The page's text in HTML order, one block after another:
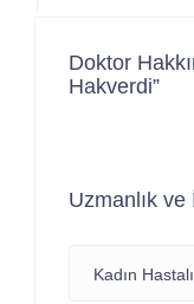
Doktor
Hakverdi”
Uzmanlık ve
Kadın